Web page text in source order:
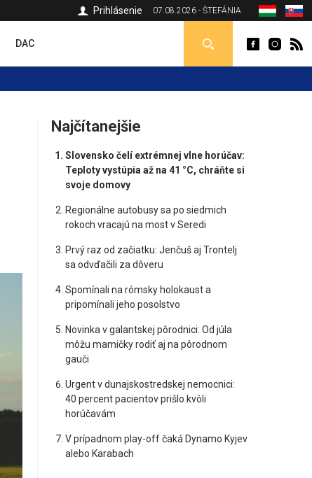
07.08.2026 - ŠTEFÁNIA
Prihlásenie
DAC
Najčítanejšie
Slovensko čelí extrémnej vlne horúčav:
Teploty vystúpia až na 41 °C, chráňte si
svoje domovy
Regionálne autobusy sa po siedmich
rokoch vracajú na most v Seredi
Prvý raz od začiatku: Jenčuš aj Trontelj
sa odvďačili za dôveru
Spomínali na rómsky holokaust a
pripomínali jeho posolstvo
Novinka v galantskej pôrodnici: Od júla
môžu mamičky rodiť aj na pôrodnom
gauči
Urgent v dunajskostredskej nemocnici:
40 percent pacientov prišlo kvôli
horúčavám
V prípadnom play-off čaká Dynamo Kyjev
alebo Karabach